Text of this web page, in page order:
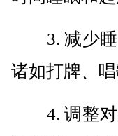
3. 减少睡
诸如打牌、唱
4. 调整对